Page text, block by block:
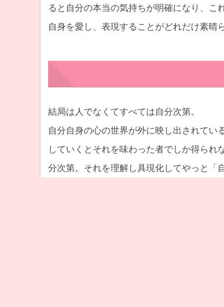
ると自分の本当の気持ちが明確になり、こ
自身を愛し、表現することがどれだけ素晴
結局は人でなくてすべては自分次第。
自分自身の心の世界が外に映し出されてい
していくとそれを味わった者でしか得ら
分次第。それを理解し具現化してやっと「